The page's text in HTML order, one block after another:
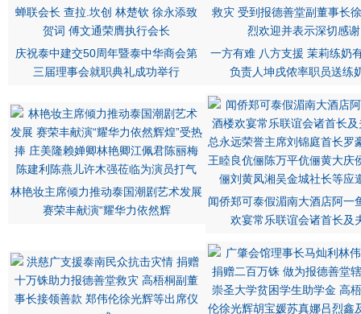
庆祝泰中建交50周年暨泰中华商会第
三届理事会就职典礼成功举行
一方有难 八方支援 茉莉练奶
负责人坤戌侬率职员送练
林艳妆主席倾力推动泰国潮剧艺术发展
赛荣丰献演“耀华力依然辉
闻侨郑可泰假湄南大酒店阿一
欢宴常乐联谊会诸首长及